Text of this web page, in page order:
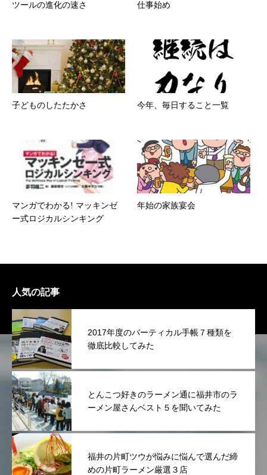
ツールの進化の速さ 仕事始め
子どものしたたかさ 今年、毎日すること一覧
マンガでわかる! マッキンゼ
ー式ロジカルシンキング
年始の家族宴会
人気の記事
2017年度のバーティカル手帳７種類を
徹底比較してみた
とんこつ好きのラーメン通に福井市のラ
ーメン屋さんベスト５を聞いてみた
福井の片町ツウが悩みに悩んで選んだ締
めの片町ラーメン厳選３店